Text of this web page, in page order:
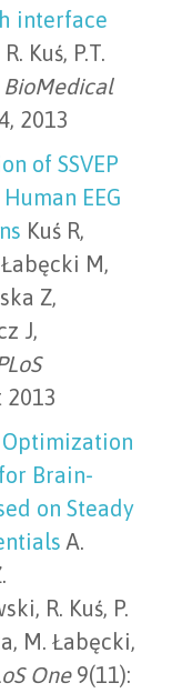
interface
R. Kuś, P.T.
BioMedical
2013
of SSVEP
EEG
Kuś R,
M,
Z,
J,
2013
Brain-
on Steady
A.
R. Kuś, P.
M. Łabęcki,
One9(11):